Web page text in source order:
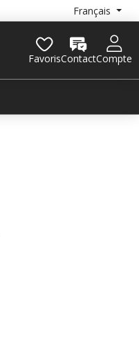
Français
ContactCompte
Favoris